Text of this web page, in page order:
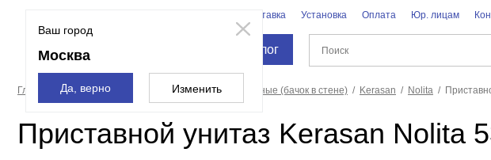
Ваш город
Москва
Да, верно Изменить
Доставка Установка Оплата Юр. лицам
Каталог
Главная страница Унитазы Приставные (бачок в стене) Kerasan Nolita
Приставной унитаз Kerasan Nolita